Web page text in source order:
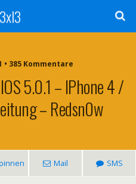
• 385 Kommentare
5.0.1 – IPhone 4 /
– Redsn0w
Mail SMS